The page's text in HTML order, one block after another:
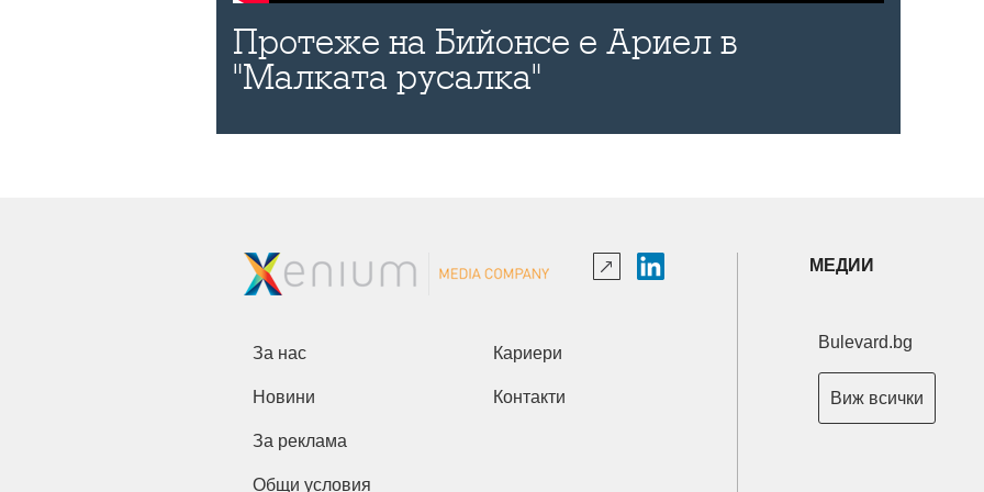
Протеже на Бийонсе е Ариел в
"Малката русалка"
За нас Кариери
Новини Контакти
За реклама
Общи условия
МЕДИИ
Bulevard.bg
Виж всички